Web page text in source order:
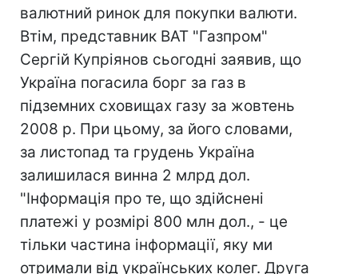
валютний ринок для покупки валюти.
Втім, представник ВАТ "Газпром"
Сергій Купріянов сьогодні заявив, що
Україна погасила борг за газ в
підземних сховищах газу за жовтень
2008 р. При цьому, за його словами,
за листопад та грудень Україна
залишилася винна 2 млрд дол.
"Інформація про те, що здійснені
платежі у розмірі 800 млн дол., - це
тільки частина інформації, яку ми
отримали від українських колег. Друга